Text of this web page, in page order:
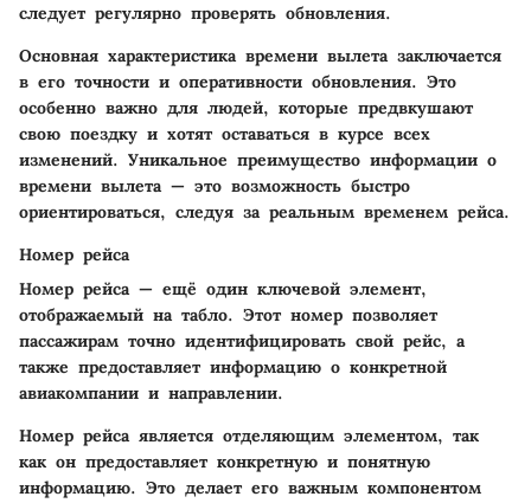
следует регулярно проверять обновления.
Основная характеристика времени вылета заключается
в его точности и оперативности обновления. Это
особенно важно для людей, которые предвкушают
свою поездку и хотят оставаться в курсе всех
изменений. Уникальное преимущество информации о
времени вылета — это возможность быстро
ориентироваться, следуя за реальным временем рейса.
Номер рейса
Номер рейса — ещё один ключевой элемент,
отображаемый на табло. Этот номер позволяет
пассажирам точно идентифицировать свой рейс, а
также предоставляет информацию о конкретной
авиакомпании и направлении.
Номер рейса является отделяющим элементом, так
как он предоставляет конкретную и понятную
информацию. Это делает его важным компонентом